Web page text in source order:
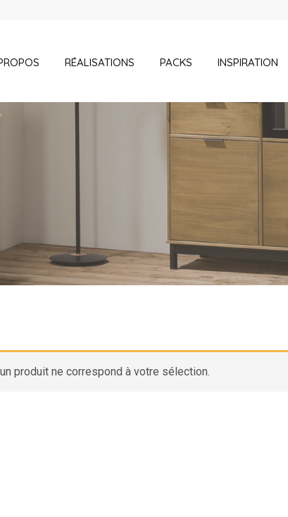
RÉALISATIONS PACKS INSPIRATION
produit ne correspond à votre sélection.